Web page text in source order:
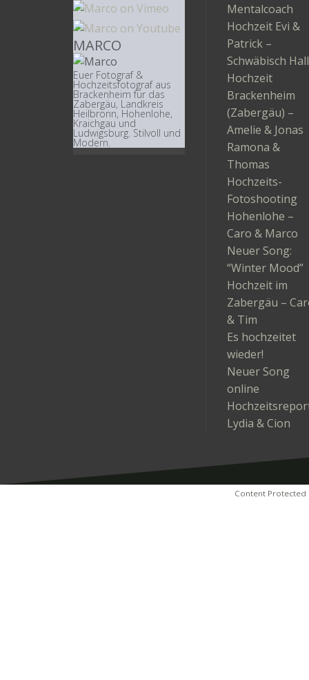
MARCO
Euer Fotograf &
Hochzeitsfotograf aus
Brackenheim für das
Zabergäu, Landkreis
Heilbronn, Hohenlohe,
Kraichgau und
Ludwigsburg. Stilvoll und
Modern.
Mentalcoach
Hochzeit Evi &
Patrick –
Schwäbisch Hall
Hochzeit
Brackenheim
(Zabergäu) –
Amelie & Jonas
Ramona &
Thomas
Hochzeits-
Fotoshooting
Hohenlohe –
Caro & Marco
Neuer Song:
“Winter Mood”
Hochzeit im
Zabergäu –
& Tim
Es hochzeitet
wieder!
Neuer Song
online
Lydia & Cion
Content Protected